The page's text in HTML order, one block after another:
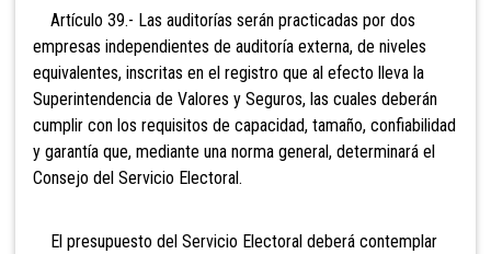
Artículo 39.- Las auditorías serán practicadas por dos
empresas independientes de auditoría externa, de niveles
equivalentes, inscritas en el registro que al efecto lleva la
Superintendencia de Valores y Seguros, las cuales deberán
cumplir con los requisitos de capacidad, tamaño, confiabilidad
y garantía que, mediante una norma general, determinará el
Consejo del Servicio Electoral.
El presupuesto del Servicio Electoral deberá contemplar